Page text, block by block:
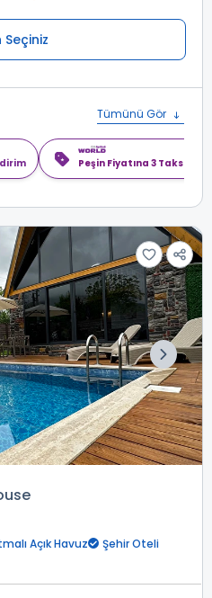
Seçiniz
Tümünü Gör
Peşin Fiyatına 3 Taksit
Açık Havuz
Şehir Oteli